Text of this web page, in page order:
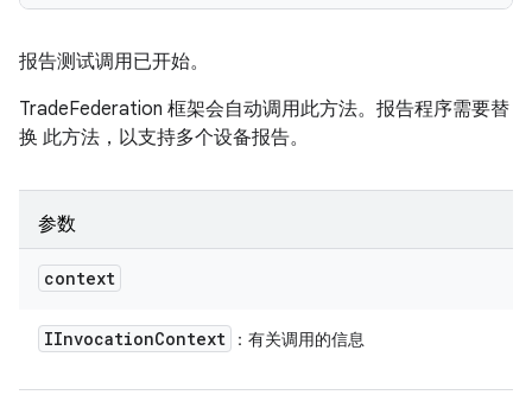
报告测试调用已开始。
TradeFederation 框架会自动调用此方法。报告程序需要替
换 此方法，以支持多个设备报告。
参数
context
IInvocationContext ：有关调用的信息